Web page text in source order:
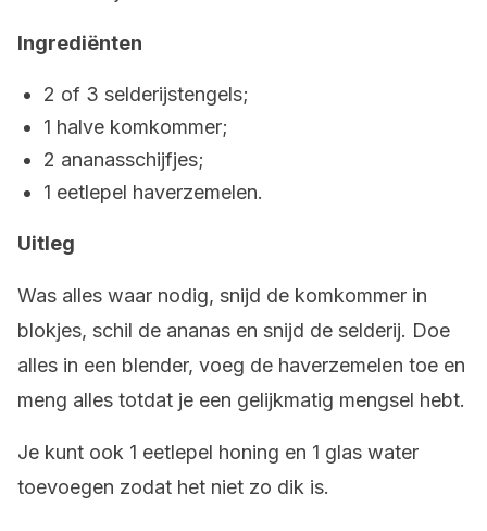
Ingrediënten
2 of 3 selderijstengels;
1 halve komkommer;
2 ananasschijfjes;
1 eetlepel haverzemelen.
Uitleg
Was alles waar nodig, snijd de komkommer in
blokjes, schil de ananas en snijd de selderij. Doe
alles in een blender, voeg de haverzemelen toe en
meng alles totdat je een gelijkmatig mengsel hebt.
Je kunt ook 1 eetlepel honing en 1 glas water
toevoegen zodat het niet zo dik is.